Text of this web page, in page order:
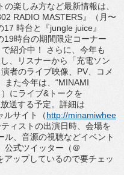
楽しみ方など最新情報は、
RADIO MASTERS』（月〜
時台と『jungle juice』
19時台の期間限定コーナー
紹介中！ さらに、今年も
、リスナーから「充電ソン
者のライブ映像、PV、コメ
また今年は、“MINAMI
にライブ&トークを
送する予定。詳細は
ルサイト（http://minamiwhee
ィストの出演日時、会場を
ル、音源の視聴などイベント
公式ツイッター（＠
ップしているので要チェッ